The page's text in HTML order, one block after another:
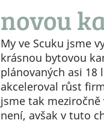
novou
My ve Scuku jsme
krásnou bytovou
plánovaných asi
akceleroval růst
jsme tak
není, avšak v tuto